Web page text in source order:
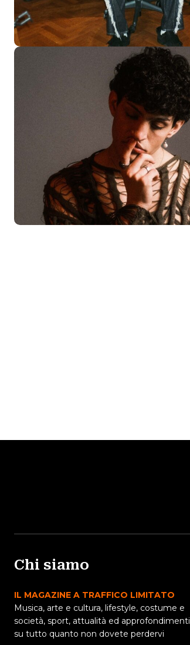
Chi siamo
IL MAGAZINE A TRAFFICO LIMITATO
Musica, arte e cultura, lifestyle, costume e
società, sport, attualità ed approfondimenti
su tutto quanto non dovete perdervi